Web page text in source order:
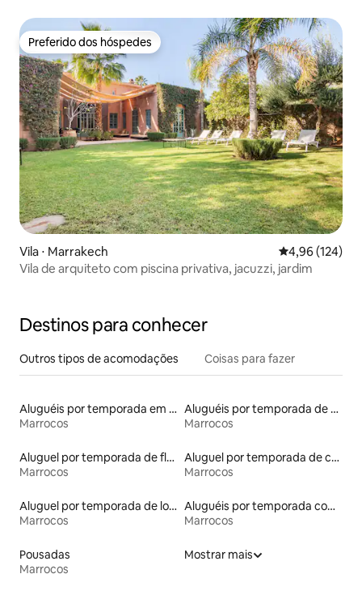
Preferido dos hóspedes
Preferido dos hóspedes
Vila ⋅ Marrakech 4,96 de uma
4,96 (124)
Vila de arquiteto com piscina privativa, jacuzzi, jardim
Destinos para conhecer
Outros tipos de acomodações Coisas para fazer
Aluguéis por temporada em resorts
Marrocos
Aluguéis por temporada de acomodações de luxo
Marrocos
Aluguel por temporada de flats
Marrocos
Aluguel por temporada de castelos
Marrocos
Aluguel por temporada de lofts
Marrocos
Aluguéis por temporada com cama de altura acessível
Marrocos
Pousadas
Marrocos
Mostrar mais